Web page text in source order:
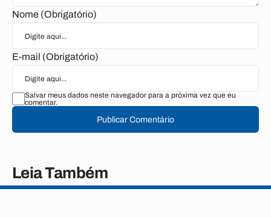
Nome (Obrigatório)
E-mail (Obrigatório)
Salvar meus dados neste navegador para a próxima vez que eu
comentar.
Publicar Comentário
Leia Também